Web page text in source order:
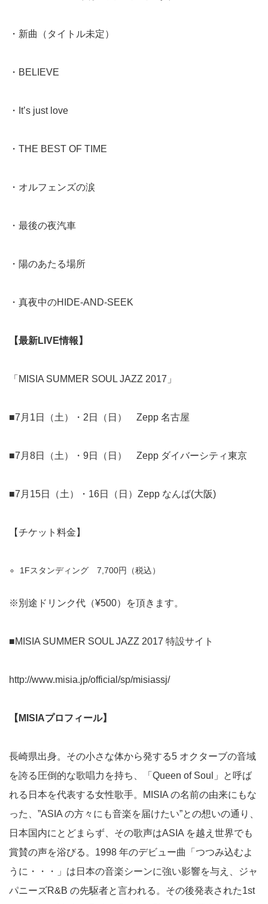
・新曲（タイトル未定）
・BELIEVE
・It’s just love
・THE BEST OF TIME
・オルフェンズの涙
・最後の夜汽車
・陽のあたる場所
・真夜中のHIDE-AND-SEEK
【最新LIVE情報】
「MISIA SUMMER SOUL JAZZ 2017」
■7月1日（土）・2日（日） Zepp 名古屋
■7月8日（土）・9日（日） Zepp ダイバーシティ東京
■7月15日（土）・16日（日）Zepp なんば(大阪)
【チケット料金】
1Fスタンディング 7,700円（税込）
※別途ドリンク代（¥500）を頂きます。
■MISIA SUMMER SOUL JAZZ 2017 特設サイト
http://www.misia.jp/official/sp/misiassj/
【MISIAプロフィール】
⻑崎県出⾝。その⼩さな体から発する5 オクターブの⾳域
を誇る圧倒的な歌唱⼒を持ち、「Queen of Soul」と呼ば
れる⽇本を代表する⼥性歌⼿。MISIA の名前の由来にもな
った、”ASIA の⽅々にも⾳楽を届けたい”との想いの通り、
⽇本国内にとどまらず、その歌声はASIA を越え世界でも
賞賛の声を浴びる。1998 年のデビュー曲「つつみ込むよ
うに・・・」は⽇本の⾳楽シーンに強い影響を与え、ジャ
パニーズR&B の先駆者と⾔われる。その後発表された1st